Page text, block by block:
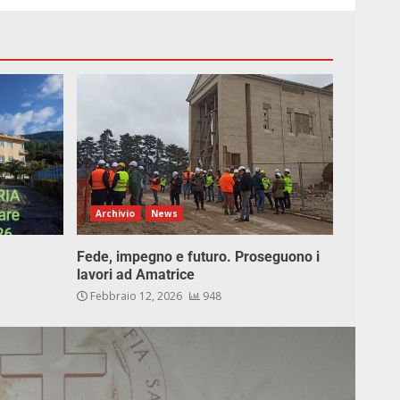
Archivio News
Fede, impegno e futuro. Proseguono i
lavori ad Amatrice
Febbraio 12, 2026 948